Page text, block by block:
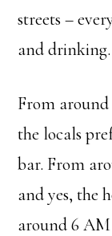
streets –
and drinking.
From
the locals
bar. From
and yes, the
around 6